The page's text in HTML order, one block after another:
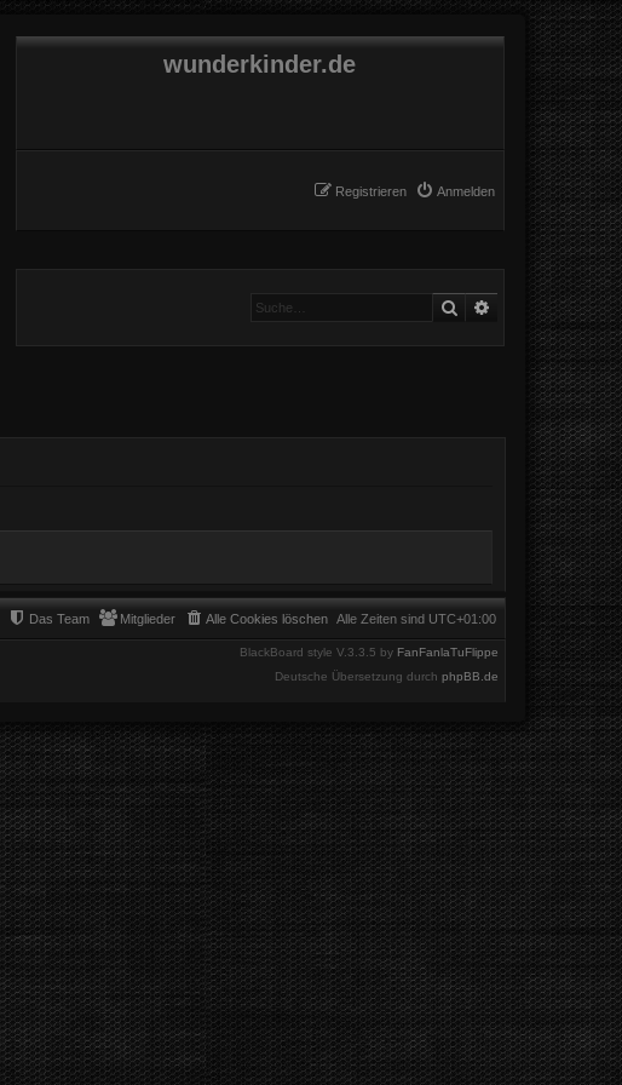
wunderkinder.de
Anmelden
Registrieren
Suche Erweiterte Suche
Alle Zeiten sind UTC+01:00
Alle Cookies löschen
Mitglieder
Das Team
BlackBoard style V.3.3.5 by FanFanlaTuFlippe
Deutsche Übersetzung durch phpBB.de